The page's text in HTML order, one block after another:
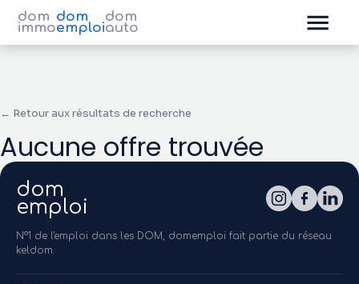
dom
immo
dom
emploi
dom
auto
← Retour aux résultats de recherche
Aucune offre trouvée
dom
emploi
N°1 de l'emploi dans les DOM, domemploi fait partie du réseau
keldom.